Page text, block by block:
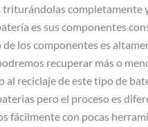
completamente
es sus componentes
los componentes es
recuperar más o
al reciclaje de este tipo de
pero el proceso es
fácilmente con pocas